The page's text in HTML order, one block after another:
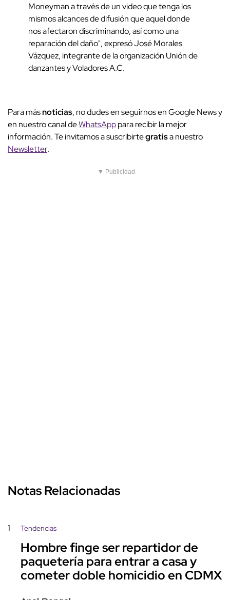
Moneyman a través de un video que tenga los
mismos alcances de difusión que aquel donde
nos afectaron discriminando, así como una
reparación del daño", expresó José Morales
Vázquez, integrante de la organización Unión de
danzantes y Voladores A.C.
Para másnoticias, no dudes en seguirnos en Google News y
en nuestro canal deWhatsApppara recibir la mejor
información. Te invitamos a suscribirtegratisa nuestro
Newsletter.
▼ Publicidad
Notas Relacionadas
1 Tendencias
Hombre finge ser repartidor de
paquetería para entrar a casa y
cometer doble homicidio en CDMX